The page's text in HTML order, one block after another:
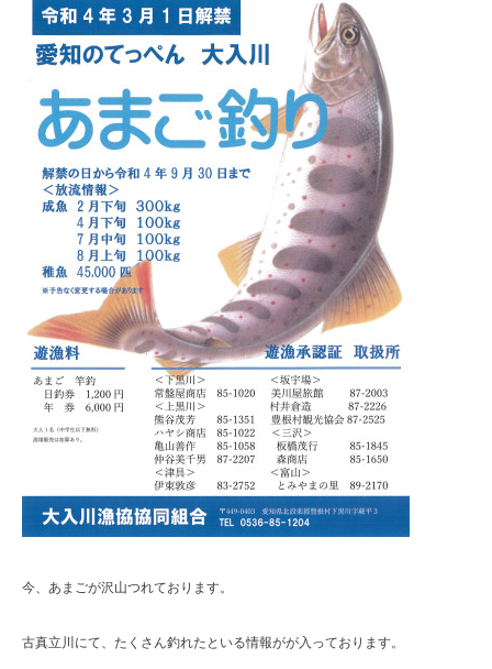
今、あまごが沢山つれております。
古真立川にて、たくさん釣れたといる情報がが入っております。